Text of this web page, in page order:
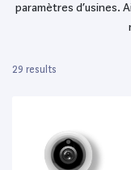
paramètres d’usines.
29 results